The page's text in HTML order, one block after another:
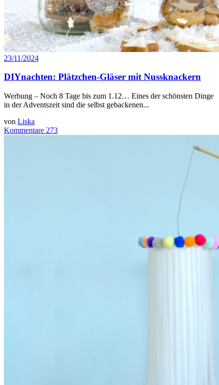
23/11/2024
DIYnachten: Plätzchen-Gläser mit Nussknackern
Werbung – Noch 8 Tage bis zum 1.12… Eines der schönsten Dinge
in der Adventszeit sind die selbst gebackenen...
von Liska
Kommentare 273